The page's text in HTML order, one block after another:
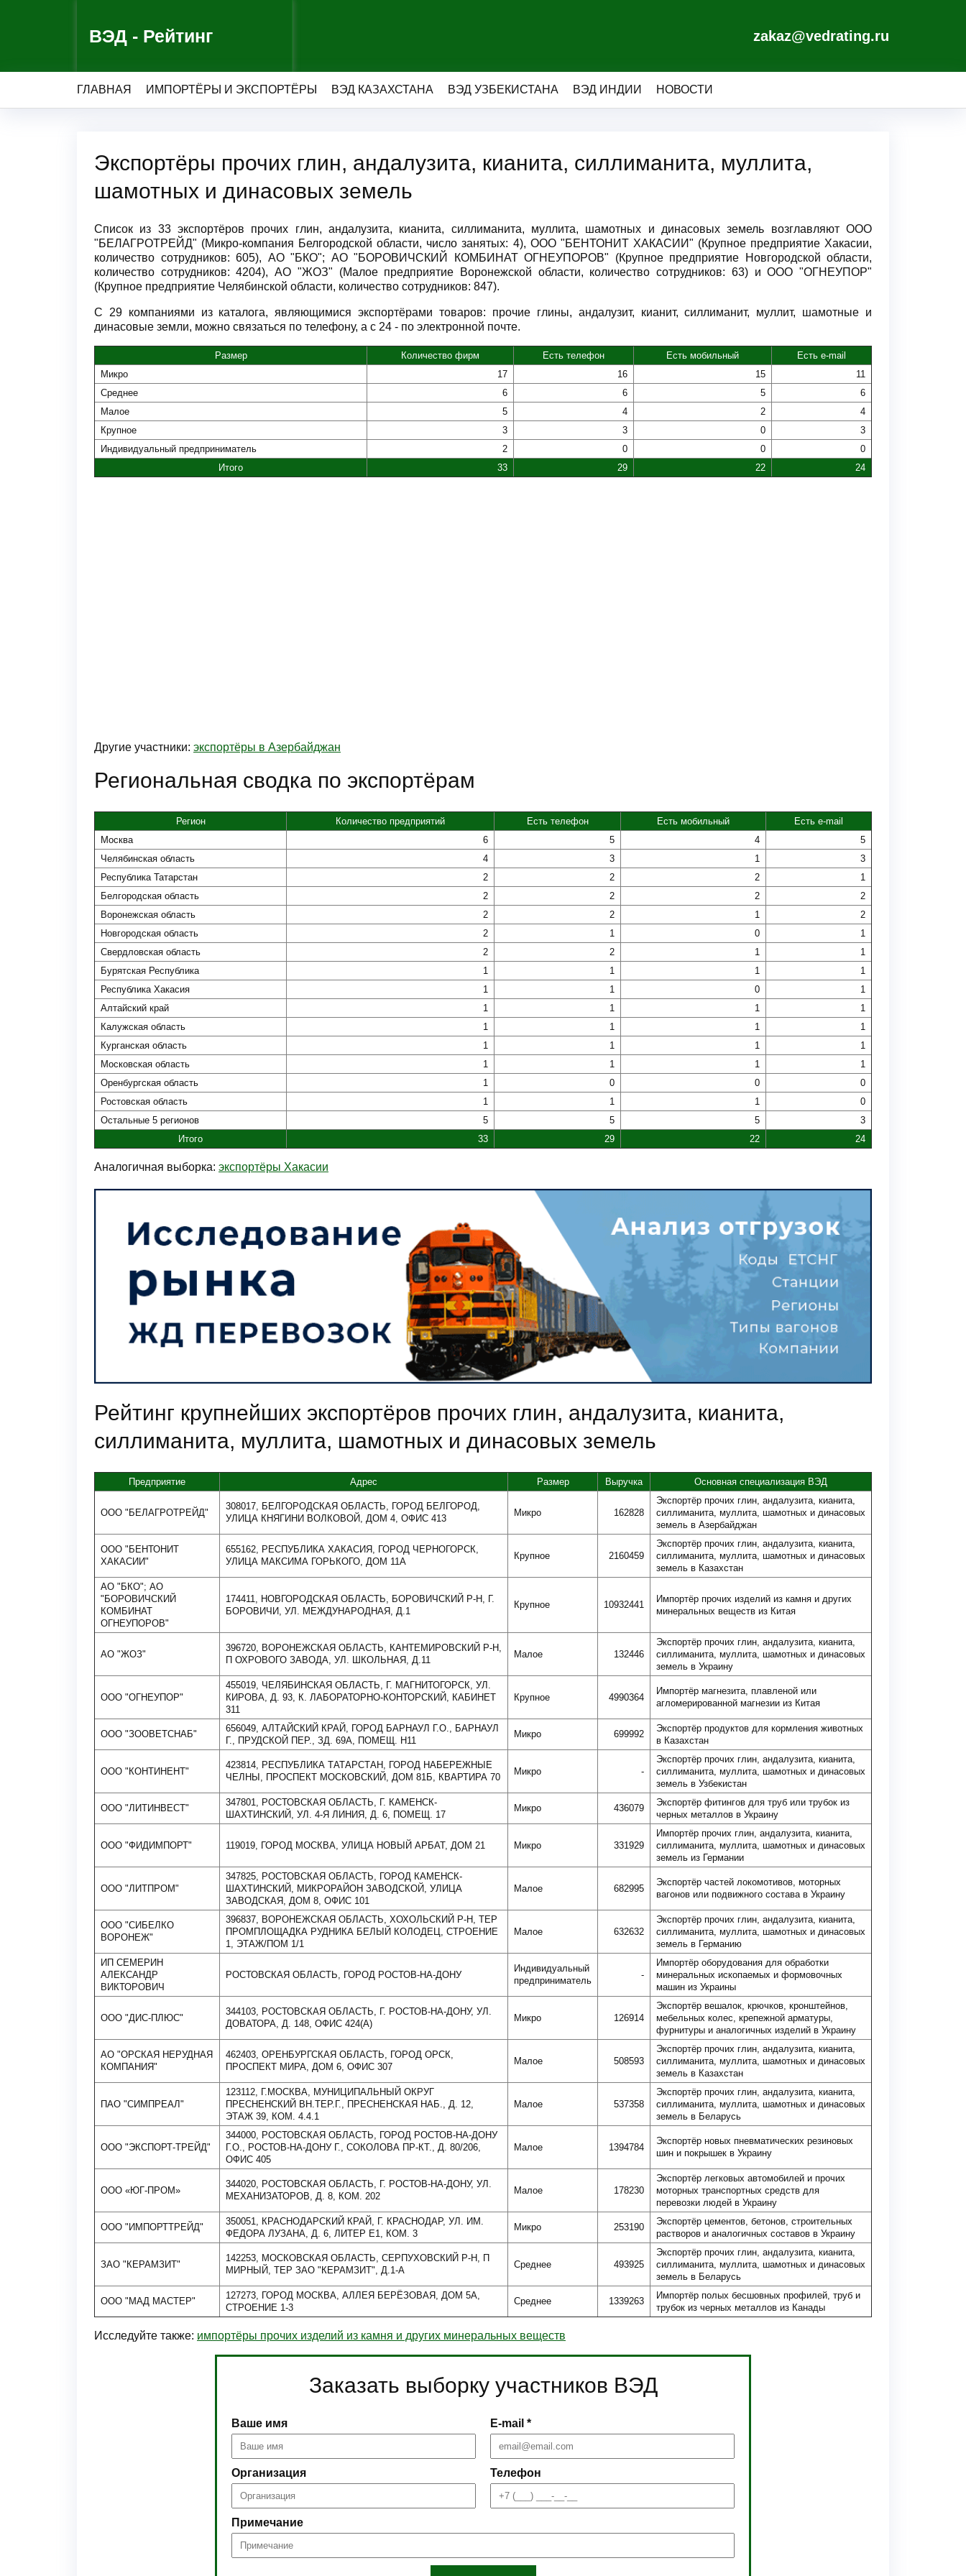
ВЭД - Рейтинг zakaz@vedrating.ru
ГЛАВНАЯ ИМПОРТЁРЫ И ЭКСПОРТЁРЫ ВЭД КАЗАХСТАНА ВЭД УЗБЕКИСТАНА ВЭД ИНДИИ НОВОСТИ
Экспортёры прочих глин, андалузита, кианита, силлиманита, муллита,
шамотных и динасовых земель
Список из 33 экспортёров прочих глин, андалузита, кианита, силлиманита, муллита, шамотных и динасовых земель возглавляют ООО
"БЕЛАГРОТРЕЙД" (Микро-компания Белгородской области, число занятых: 4), ООО "БЕНТОНИТ ХАКАСИИ" (Крупное предприятие Хакасии,
количество сотрудников: 605), АО "БКО"; АО "БОРОВИЧСКИЙ КОМБИНАТ ОГНЕУПОРОВ" (Крупное предприятие Новгородской области,
количество сотрудников: 4204), АО "ЖОЗ" (Малое предприятие Воронежской области, количество сотрудников: 63) и ООО "ОГНЕУПОР"
(Крупное предприятие Челябинской области, количество сотрудников: 847).
С 29 компаниями из каталога, являющимися экспортёрами товаров: прочие глины, андалузит, кианит, силлиманит, муллит, шамотные и
динасовые земли, можно связаться по телефону, а с 24 - по электронной почте.
Размер Количество фирм Есть телефон Есть мобильный
Есть e-mail
Микро
17 16 15
11
Среднее
6 6 5
6
Малое
5 4 2
4
Крупное
3 3 0
3
Индивидуальный предприниматель
2 0 0
0
Итого
33 29 22 24
Другие участники: экспортёры в Азербайджан
Региональная сводка по экспортёрам
Регион Количество предприятий Есть телефон Есть мобильный
Есть e-mail
Москва
6 5 4
5
Челябинская область
4 3 1
3
Республика Татарстан
2 2 2
1
Белгородская область
2 2 2
2
Воронежская область
2 2 1
2
Новгородская область
2 1 0
1
Свердловская область
2 2 1
1
Бурятская Республика
1 1 1
1
Республика Хакасия
1 1 0
1
Алтайский край
1 1 1
1
Калужская область
1 1 1
1
Курганская область
1 1 1
1
Московская область
1 1 1
1
Оренбургская область
1 0 0
0
Ростовская область
1 1 1
0
Остальные 5 регионов
5 5 5
3
Итого
33 29 22 24
Аналогичная выборка: экспортёры Хакасии
Рейтинг крупнейших экспортёров прочих глин, андалузита, кианита,
силлиманита, муллита, шамотных и динасовых земель
Предприятие Адрес Размер Выручка Основная специализация ВЭД
ООО "БЕЛАГРОТРЕЙД"
308017, БЕЛГОРОДСКАЯ ОБЛАСТЬ, ГОРОД БЕЛГОРОД,
УЛИЦА КНЯГИНИ ВОЛКОВОЙ, ДОМ 4, ОФИС 413
Микро 162828
Экспортёр прочих глин, андалузита, кианита,
силлиманита, муллита, шамотных и динасовых
земель в Азербайджан
ООО "БЕНТОНИТ
ХАКАСИИ"
655162, РЕСПУБЛИКА ХАКАСИЯ, ГОРОД ЧЕРНОГОРСК,
УЛИЦА МАКСИМА ГОРЬКОГО, ДОМ 11А
Крупное 2160459
Экспортёр прочих глин, андалузита, кианита,
силлиманита, муллита, шамотных и динасовых
земель в Казахстан
АО "БКО"; АО
"БОРОВИЧСКИЙ
КОМБИНАТ
ОГНЕУПОРОВ"
174411, НОВГОРОДСКАЯ ОБЛАСТЬ, БОРОВИЧСКИЙ Р-Н, Г.
БОРОВИЧИ, УЛ. МЕЖДУНАРОДНАЯ, Д.1
Крупное 10932441
Импортёр прочих изделий из камня и других
минеральных веществ из Китая
АО "ЖОЗ"
396720, ВОРОНЕЖСКАЯ ОБЛАСТЬ, КАНТЕМИРОВСКИЙ Р-Н,
П ОХРОВОГО ЗАВОДА, УЛ. ШКОЛЬНАЯ, Д.11
Малое 132446
Экспортёр прочих глин, андалузита, кианита,
силлиманита, муллита, шамотных и динасовых
земель в Украину
ООО "ОГНЕУПОР"
455019, ЧЕЛЯБИНСКАЯ ОБЛАСТЬ, Г. МАГНИТОГОРСК, УЛ.
КИРОВА, Д. 93, К. ЛАБОРАТОРНО-КОНТОРСКИЙ, КАБИНЕТ
311
Крупное 4990364
Импортёр магнезита, плавленой или
агломерированной магнезии из Китая
ООО "ЗООВЕТСНАБ"
656049, АЛТАЙСКИЙ КРАЙ, ГОРОД БАРНАУЛ Г.О., БАРНАУЛ
Г., ПРУДСКОЙ ПЕР., ЗД. 69А, ПОМЕЩ. Н11
Микро 699992
Экспортёр продуктов для кормления животных
в Казахстан
ООО "КОНТИНЕНТ"
423814, РЕСПУБЛИКА ТАТАРСТАН, ГОРОД НАБЕРЕЖНЫЕ
ЧЕЛНЫ, ПРОСПЕКТ МОСКОВСКИЙ, ДОМ 81Б, КВАРТИРА 70
Микро -
Экспортёр прочих глин, андалузита, кианита,
силлиманита, муллита, шамотных и динасовых
земель в Узбекистан
ООО "ЛИТИНВЕСТ"
347801, РОСТОВСКАЯ ОБЛАСТЬ, Г. КАМЕНСК-
ШАХТИНСКИЙ, УЛ. 4-Я ЛИНИЯ, Д. 6, ПОМЕЩ. 17
Микро 436079
Экспортёр фитингов для труб или трубок из
черных металлов в Украину
ООО "ФИДИМПОРТ" 119019, ГОРОД МОСКВА, УЛИЦА НОВЫЙ АРБАТ, ДОМ 21 Микро 331929
Импортёр прочих глин, андалузита, кианита,
силлиманита, муллита, шамотных и динасовых
земель из Германии
ООО "ЛИТПРОМ"
347825, РОСТОВСКАЯ ОБЛАСТЬ, ГОРОД КАМЕНСК-
ШАХТИНСКИЙ, МИКРОРАЙОН ЗАВОДСКОЙ, УЛИЦА
ЗАВОДСКАЯ, ДОМ 8, ОФИС 101
Малое 682995
Экспортёр частей локомотивов, моторных
вагонов или подвижного состава в Украину
ООО "СИБЕЛКО
ВОРОНЕЖ"
396837, ВОРОНЕЖСКАЯ ОБЛАСТЬ, ХОХОЛЬСКИЙ Р-Н, ТЕР
ПРОМПЛОЩАДКА РУДНИКА БЕЛЫЙ КОЛОДЕЦ, СТРОЕНИЕ
1, ЭТАЖ/ПОМ 1/1
Малое 632632
Экспортёр прочих глин, андалузита, кианита,
силлиманита, муллита, шамотных и динасовых
земель в Германию
ИП СЕМЕРИН
АЛЕКСАНДР
ВИКТОРОВИЧ
РОСТОВСКАЯ ОБЛАСТЬ, ГОРОД РОСТОВ-НА-ДОНУ
Индивидуальный
предприниматель
-
Импортёр оборудования для обработки
минеральных ископаемых и формовочных
машин из Украины
ООО "ДИС-ПЛЮС"
344103, РОСТОВСКАЯ ОБЛАСТЬ, Г. РОСТОВ-НА-ДОНУ, УЛ.
ДОВАТОРА, Д. 148, ОФИС 424(А)
Микро 126914
Экспортёр вешалок, крючков, кронштейнов,
мебельных колес, крепежной арматуры,
фурнитуры и аналогичных изделий в Украину
АО "ОРСКАЯ НЕРУДНАЯ
КОМПАНИЯ"
462403, ОРЕНБУРГСКАЯ ОБЛАСТЬ, ГОРОД ОРСК,
ПРОСПЕКТ МИРА, ДОМ 6, ОФИС 307
Малое 508593
Экспортёр прочих глин, андалузита, кианита,
силлиманита, муллита, шамотных и динасовых
земель в Казахстан
ПАО "СИМПРЕАЛ"
123112, Г.МОСКВА, МУНИЦИПАЛЬНЫЙ ОКРУГ
ПРЕСНЕНСКИЙ ВН.ТЕР.Г., ПРЕСНЕНСКАЯ НАБ., Д. 12,
ЭТАЖ 39, КОМ. 4.4.1
Малое 537358
Экспортёр прочих глин, андалузита, кианита,
силлиманита, муллита, шамотных и динасовых
земель в Беларусь
ООО "ЭКСПОРТ-ТРЕЙД"
344000, РОСТОВСКАЯ ОБЛАСТЬ, ГОРОД РОСТОВ-НА-ДОНУ
Г.О., РОСТОВ-НА-ДОНУ Г., СОКОЛОВА ПР-КТ., Д. 80/206,
ОФИС 405
Малое 1394784
Экспортёр новых пневматических резиновых
шин и покрышек в Украину
ООО «ЮГ-ПРОМ»
344020, РОСТОВСКАЯ ОБЛАСТЬ, Г. РОСТОВ-НА-ДОНУ, УЛ.
МЕХАНИЗАТОРОВ, Д. 8, КОМ. 202
Малое 178230
Экспортёр легковых автомобилей и прочих
моторных транспортных средств для
перевозки людей в Украину
ООО "ИМПОРТТРЕЙД"
350051, КРАСНОДАРСКИЙ КРАЙ, Г. КРАСНОДАР, УЛ. ИМ.
ФЕДОРА ЛУЗАНА, Д. 6, ЛИТЕР Е1, КОМ. 3
Микро 253190
Экспортёр цементов, бетонов, строительных
растворов и аналогичных составов в Украину
ЗАО "КЕРАМЗИТ"
142253, МОСКОВСКАЯ ОБЛАСТЬ, СЕРПУХОВСКИЙ Р-Н, П
МИРНЫЙ, ТЕР ЗАО "КЕРАМЗИТ", Д.1-А
Среднее 493925
Экспортёр прочих глин, андалузита, кианита,
силлиманита, муллита, шамотных и динасовых
земель в Беларусь
ООО "МАД МАСТЕР"
127273, ГОРОД МОСКВА, АЛЛЕЯ БЕРЁЗОВАЯ, ДОМ 5А,
СТРОЕНИЕ 1-3
Среднее 1339263
Импортёр полых бесшовных профилей, труб и
трубок из черных металлов из Канады
Исследуйте также: импортёры прочих изделий из камня и других минеральных веществ
Заказать выборку участников ВЭД
Ваше имя E-mail *
Организация Телефон
Примечание